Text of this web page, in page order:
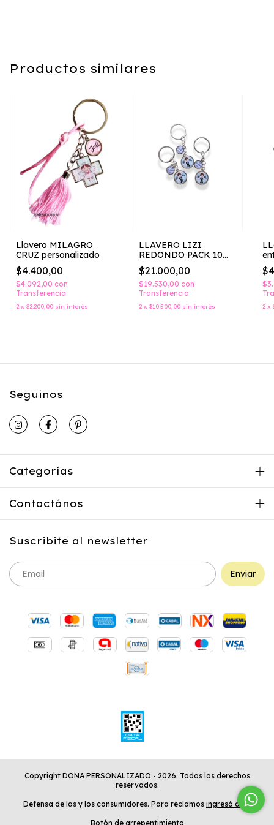
Productos similares
Llavero MILAGRO
CRUZ personalizado
$4.400,00
$4.092,00 con
Transferencia
2 x $2.200,00 sin interés
LLAVERO LIZI
REDONDO PACK 10
IGUALES
$21.000,00
$19.530,00con
Transferencia
2 x$10.500,00 sin interés 2 x
Seguinos
Categorías
Contactános
Suscribite al newsletter
Copyright DONA PERSONALIZADO - 2026. Todos los derechos
reservados.
Defensa de las y los consumidores. Para reclamos ingresá acá.
Botón de arrepentimiento